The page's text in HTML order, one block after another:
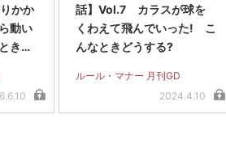
かか
動い
きど
話】Vol.7 カラスが球を
くわえて飛んでいった! こ
んなときどうする?
ルール・マナー 月刊GD
2024.4.10